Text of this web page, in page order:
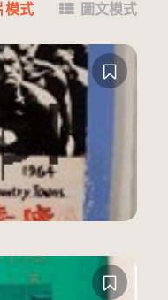
模式 圖文模式